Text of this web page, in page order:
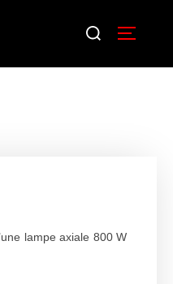
lampe axiale 800 W